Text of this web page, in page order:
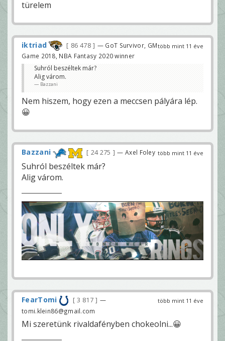
türelem
több mint 11 éve
iktriad 86 478
— GoT Survivor, GM
Game 2018, NBA Fantasy 2020 winner
Suhról beszéltek már?
Alig várom.
Bazzani
Nem hiszem, hogy ezen a meccsen pályára lép.
😀
több mint 11 éve
Bazzani 24 275 — Axel Foley
Suhról beszéltek már?
Alig várom.
több mint 11 éve
FearTomi 3 817
—
tomi.klein86@gmail.com
Mi szeretünk rivaldafényben chokeolni...😀